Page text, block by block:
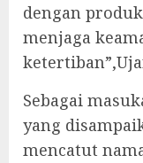
dengan
menjaga
Sebagai
yang
mencatut